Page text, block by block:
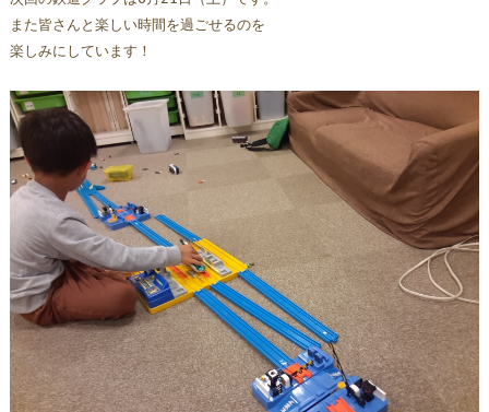
また皆さんと楽しい時間を過ごせるのを
楽しみにしています！